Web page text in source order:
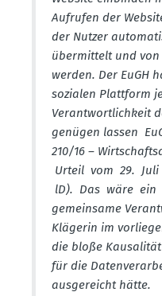
Aufrufen der
der Nutzer
übermittelt und
werden. Der EuGH
sozialen Plattform
Verant­wort­lichkeit
genügen lassen
210/16 –
Urteil vom 29. Juli
lD). Das wäre ein
gemeinsame
Klägerin im
die bloße
für die
ausge­reicht hätte.